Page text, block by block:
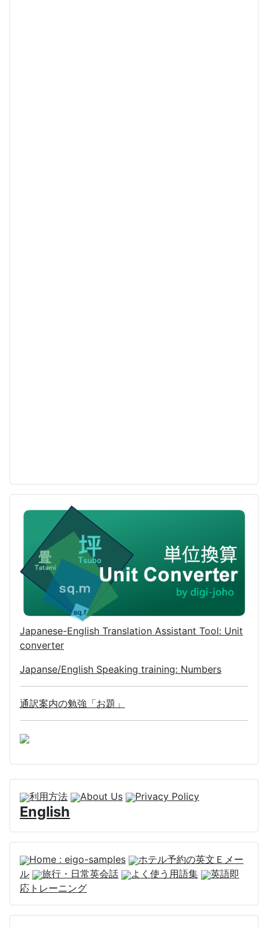
Japanese-English Translation Assistant Tool: Unit
converter
Japanse/English Speaking training: Numbers
通訳案内の勉強「お題」
利用方法 About Us Privacy Policy
English
Home : eigo-samples
ホテル予約の英文Ｅメー
ル
旅行・日常英会話 よく使う用語集
英語即
応トレーニング